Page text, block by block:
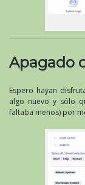
Apagado
Espero hayan
algo nuevo y sólo
faltaba menos) por